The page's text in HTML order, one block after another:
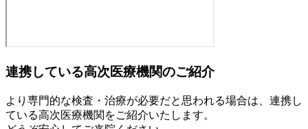
連携している高次医療機関のご紹介
より専門的な検査・治療が必要だと思われる場合は、連携し
ている高次医療機関をご紹介いたします。